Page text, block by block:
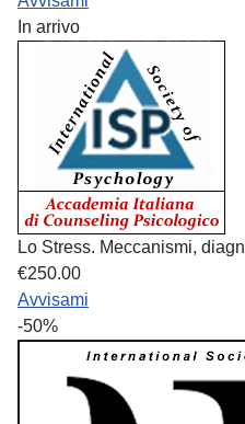
In arrivo
Lo Stress. Meccanismi,
€250.00
Avvisami
-50%